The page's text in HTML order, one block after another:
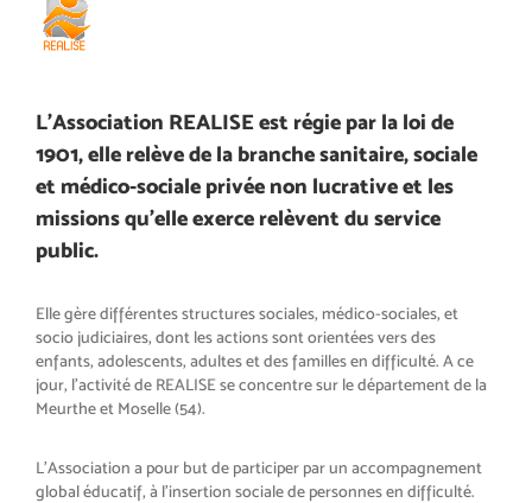
L’Association REALISE est régie par la loi de
1901, elle relève de la branche sanitaire, sociale
et médico-sociale privée non lucrative et les
missions qu’elle exerce relèvent du service
public.
Elle gère différentes structures sociales, médico-sociales, et
socio judiciaires, dont les actions sont orientées vers des
enfants, adolescents, adultes et des familles en difficulté. A ce
jour, l’activité de REALISE se concentre sur le département de la
Meurthe et Moselle (54).
L’Association a pour but de participer par un accompagnement
global éducatif, à l’insertion sociale de personnes en difficulté.